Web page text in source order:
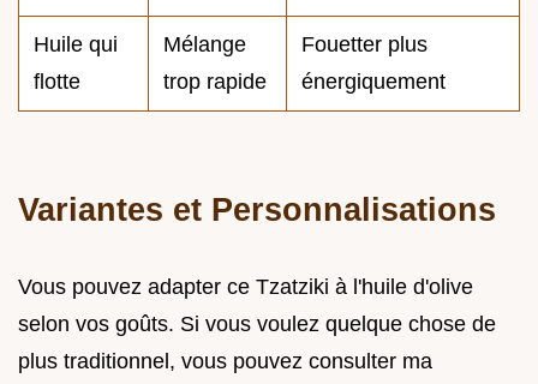
Huile qui
flotte
Mélange
trop rapide
Fouetter plus
énergiquement
Variantes et Personnalisations
Vous pouvez adapter ce Tzatziki à l'huile d'olive
selon vos goûts. Si vous voulez quelque chose de
plus traditionnel, vous pouvez consulter ma